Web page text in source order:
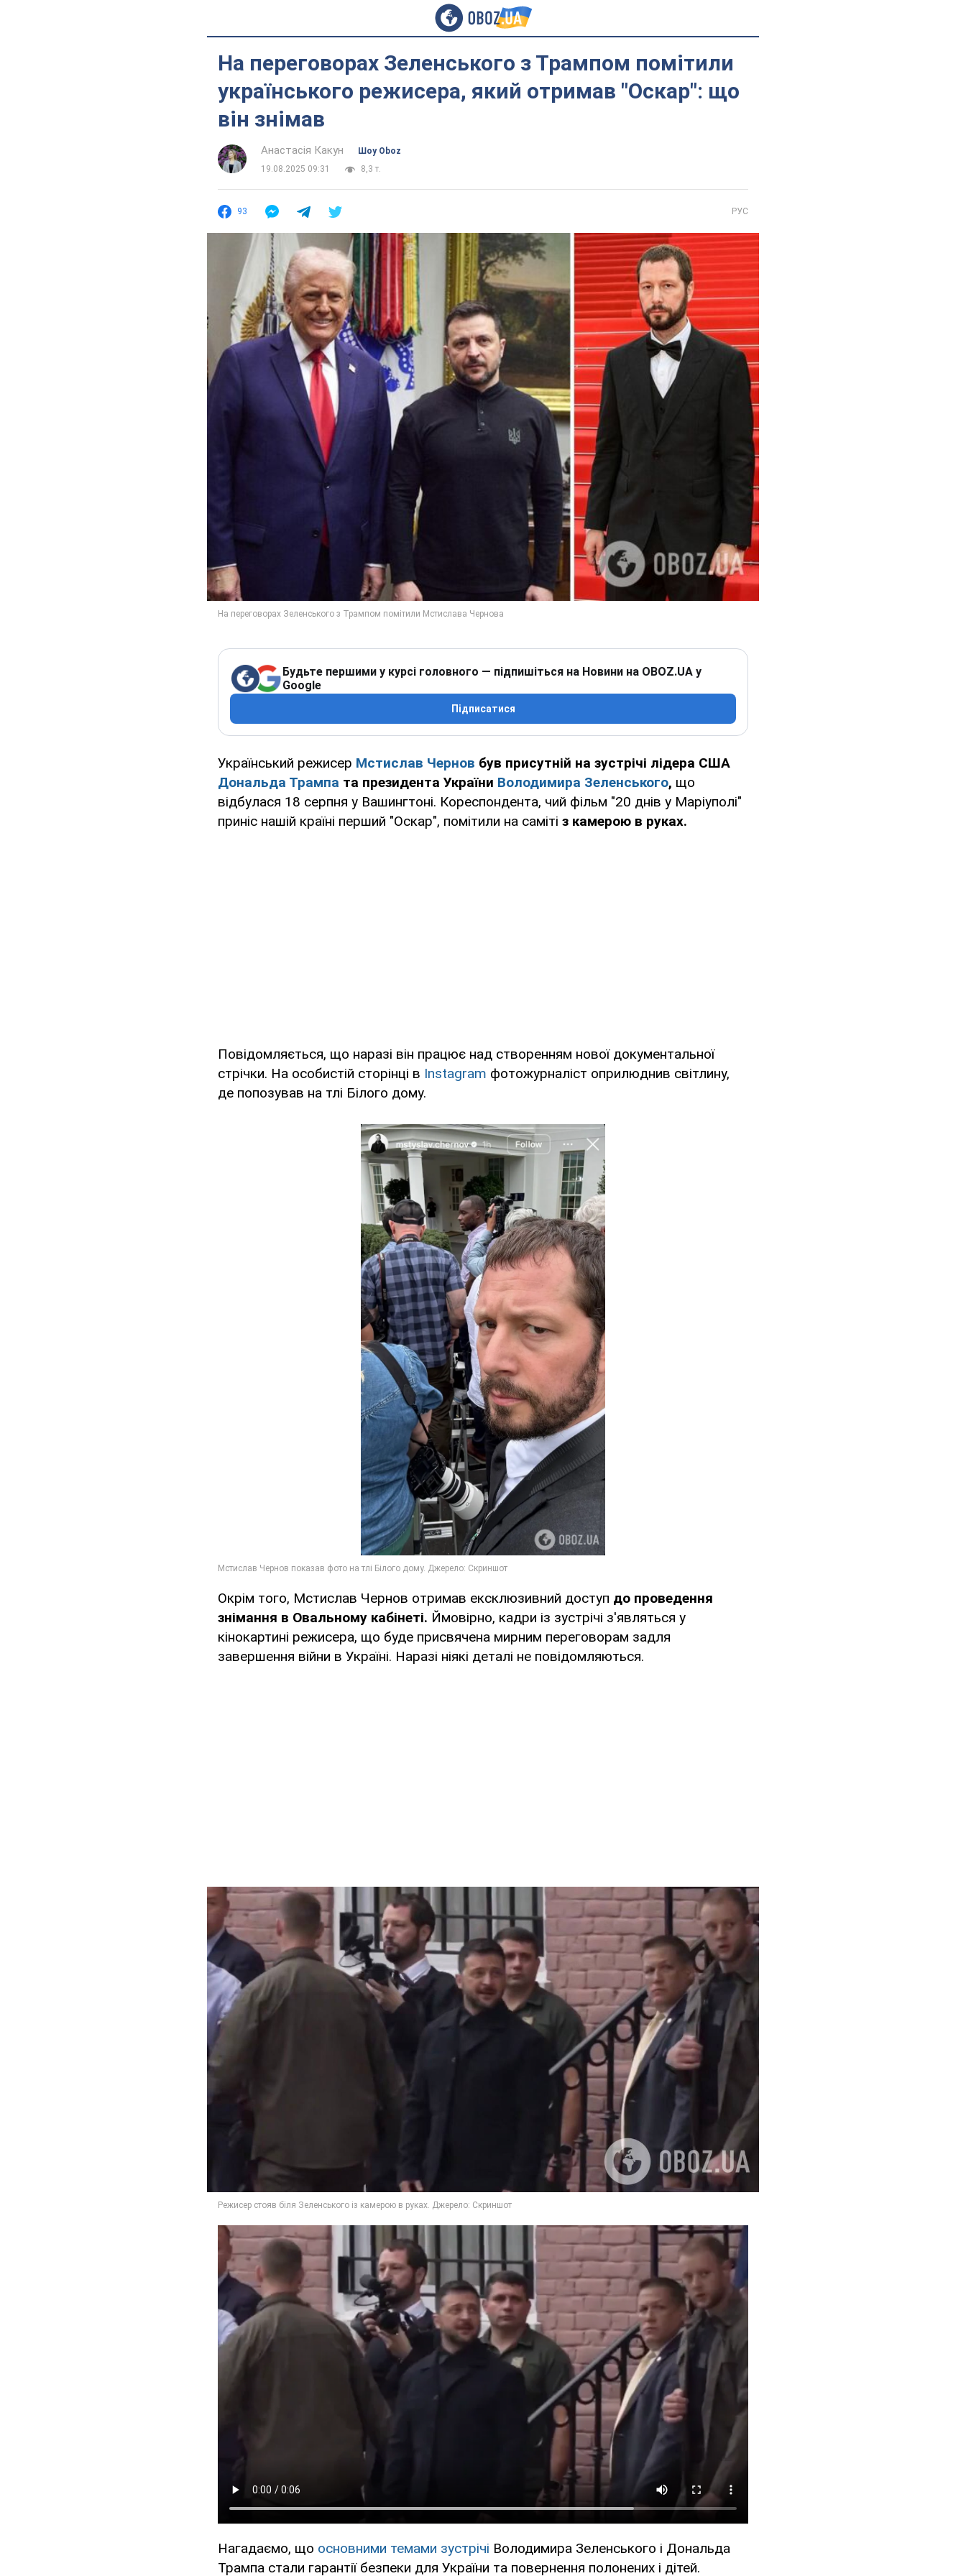
На переговорах Зеленського з Трампом помітили
українського режисера, який отримав "Оскар": що
він знімав
Анастасія Какун
Шоу Oboz
19.08.2025 09:31
8,3 т.
93 РУС
Будьте першими у курсі головного — підпишіться на Новини на OBOZ.UA у
Google
Підписатися
Український режисер Мстислав Чернов був присутній на зустрічі лідера США
Дональда Трампа та президента України Володимира Зеленського, що
відбулася 18 серпня у Вашингтоні. Кореспондента, чий фільм "20 днів у Маріуполі"
приніс нашій країні перший "Оскар", помітили на саміті з камерою в руках.
Повідомляється, що наразі він працює над створенням нової документальної
стрічки. На особистій сторінці в Instagram фотожурналіст оприлюднив світлину,
де попозував на тлі Білого дому.
Окрім того, Мстислав Чернов отримав ексклюзивний доступ до проведення
знімання в Овальному кабінеті. Ймовірно, кадри із зустрічі з'являться у
кінокартині режисера, що буде присвячена мирним переговорам задля
завершення війни в Україні. Наразі ніякі деталі не повідомляються.
Нагадаємо, що основними темами зустрічі Володимира Зеленського і Дональда
Трампа стали гарантії безпеки для України та повернення полонених і дітей.